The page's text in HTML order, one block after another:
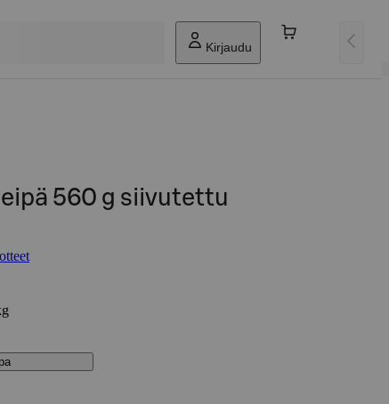
Kirjaudu
560 g siivutettu